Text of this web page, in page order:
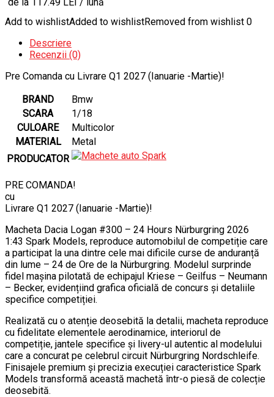
Add to wishlistAdded to wishlistRemoved from wishlist 0
Descriere
Recenzii (0)
Pre Comanda cu Livrare Q1 2027 (Ianuarie -Martie)!
BRAND
Bmw
SCARA
1/18
CULOARE
Multicolor
MATERIAL
Metal
PRODUCATOR
PRE COMANDA!
cu
Livrare Q1 2027 (Ianuarie -Martie)!
Macheta Dacia Logan #300 – 24 Hours Nürburgring 2026
1:43 Spark Models, reproduce automobilul de competiție care
a participat la una dintre cele mai dificile curse de anduranță
din lume – 24 de Ore de la Nürburgring. Modelul surprinde
fidel mașina pilotată de echipajul Kriese – Geilfus – Neumann
– Becker, evidențiind grafica oficială de concurs și detaliile
specifice competiției.
Realizată cu o atenție deosebită la detalii, macheta reproduce
cu fidelitate elementele aerodinamice, interiorul de
competiție, jantele specifice și livery-ul autentic al modelului
care a concurat pe celebrul circuit Nürburgring Nordschleife.
Finisajele premium și precizia execuției caracteristice Spark
Models transformă această machetă într-o piesă de colecție
deosebită.